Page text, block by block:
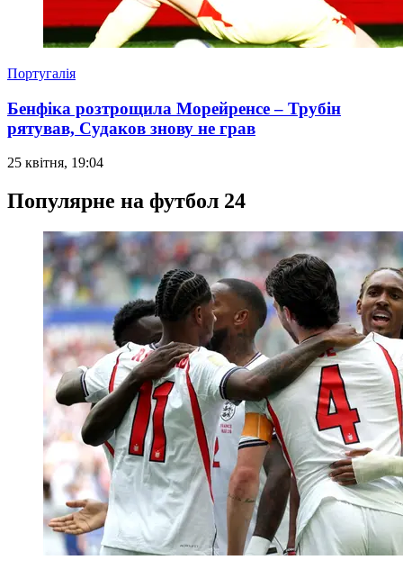
Португалія
Бенфіка розтрощила Морейренсе – Трубін
рятував, Судаков знову не грав
25 квітня, 19:04
Популярне на футбол 24